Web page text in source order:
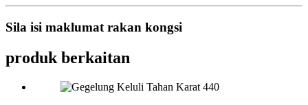
Sila isi maklumat rakan kongsi
produk berkaitan